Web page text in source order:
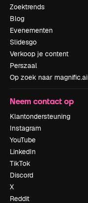
Zoektrends
Blog
Evenementen
Slidesgo
Verkoop je content
Perszaal
Op zoek naar magnific.ai
Neem contact op
Klantondersteuning
Instagram
YouTube
LinkedIn
TikTok
Discord
X
Reddit